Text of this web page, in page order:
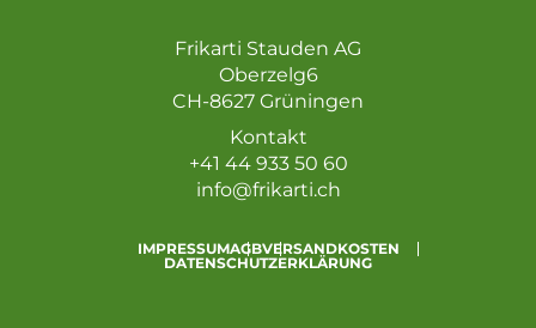
Frikarti Stauden AG
Oberzelg6
CH-8627 Grüningen
Kontakt
+41 44 933 50 60
info@frikarti.ch
IMPRESSUMAGBVERSANDKOSTEN
DATENSCHUTZERKLÄRUNG